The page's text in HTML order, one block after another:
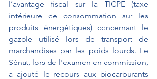
l’avantage fiscal sur la TICPE (taxe
intérieure de consommation sur les
produits énergétiques) concernant le
gazole utilisé lors de transport de
marchandises par les poids lourds. Le
Sénat, lors de l'examen en commission,
a ajouté le recours aux biocarburants